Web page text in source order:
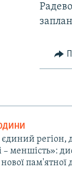
регіон,
– меншість»:
пам'ятної